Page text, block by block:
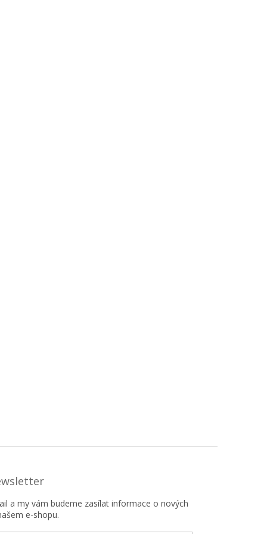
a my vám budeme zasílat informace o nových
e-shopu.